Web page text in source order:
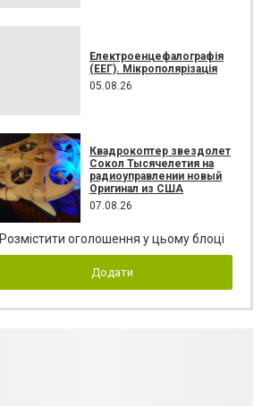
Електроенцефалографія
(ЕЕГ). Мікрополярізація
05.08.26
Квадрокоптер звездолет
Сокол Тысячелетия на
радиоуправлении новый
Оригинал из США
07.08.26
Розмістити оголошення у цьому блоці
Додати